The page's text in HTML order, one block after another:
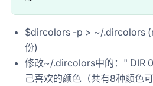
$dircolors -p > ~/.dircolors
份)
修改~/.dircolors中的：" DIR
己喜欢的颜色（共有8种颜色